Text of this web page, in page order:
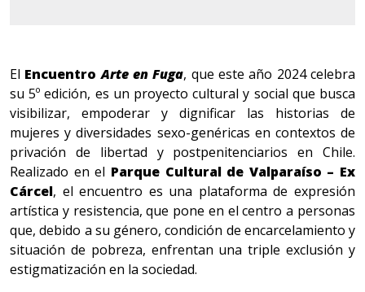
El EncuentroArte en Fuga, que este año 2024 celebra
su 5º edición, es un proyecto cultural y social que busca
visibilizar, empoderar y dignificar las historias de
mujeres y diversidades sexo-genéricas en contextos de
privación de libertad y postpenitenciarios en Chile.
Realizado en el Parque Cultural de Valparaíso – Ex
Cárcel, el encuentro es una plataforma de expresión
artística y resistencia, que pone en el centro a personas
que, debido a su género, condición de encarcelamiento y
situación de pobreza, enfrentan una triple exclusión y
estigmatización en la sociedad.